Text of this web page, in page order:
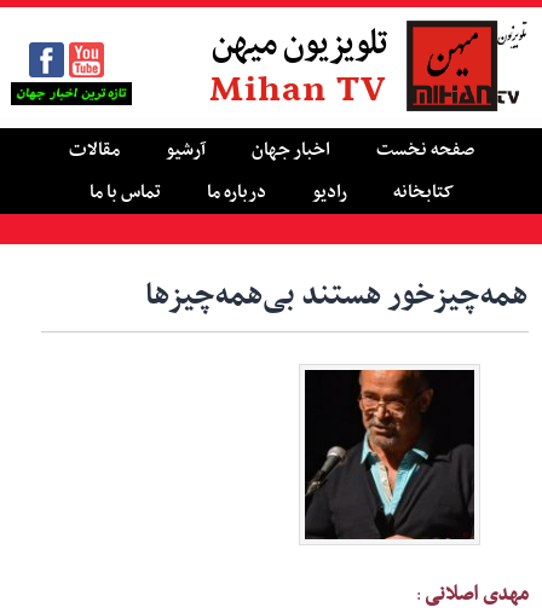
تلویزیون میهن
Mihan TV
صفحه نخست اخبار جهان آرشیو
مقالات
کتابخانه
رادیو درباره ما تماس با ما
همه‌چیز‌خور هستند بی‌‌همه‌چیزها
مهدی اصلانی :